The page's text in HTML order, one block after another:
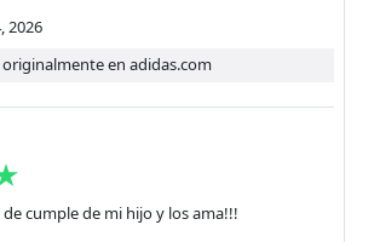
2026
en adidas.com
cumple de mi hijo y los ama!!!